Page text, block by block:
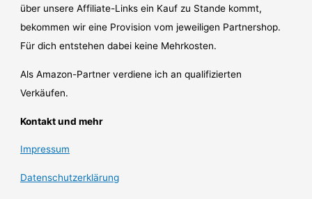
über unsere Affiliate-Links ein Kauf zu Stande kommt,
bekommen wir eine Provision vom jeweiligen Partnershop.
Für dich entstehen dabei keine Mehrkosten.
Als Amazon-Partner verdiene ich an qualifizierten
Verkäufen.
Kontakt und mehr
Impressum
Datenschutzerklärung